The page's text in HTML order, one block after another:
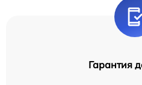
Гарантия